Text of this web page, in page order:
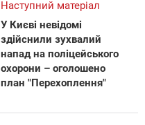
Наступний матеріал
У Києві невідомі
здійснили зухвалий
напад на поліцейського
охорони – оголошено
план "Перехоплення"